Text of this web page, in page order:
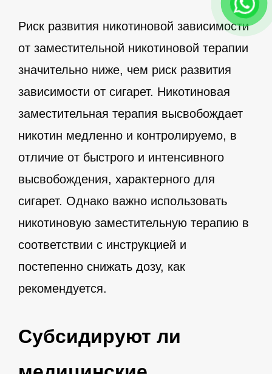
Риск развития никотиновой зависимости
от заместительной никотиновой терапии
значительно ниже, чем риск развития
зависимости от сигарет. Никотиновая
заместительная терапия высвобождает
никотин медленно и контролируемо, в
отличие от быстрого и интенсивного
высвобождения, характерного для
сигарет. Однако важно использовать
никотиновую заместительную терапию в
соответствии с инструкцией и
постепенно снижать дозу, как
рекомендуется.
Субсидируют ли